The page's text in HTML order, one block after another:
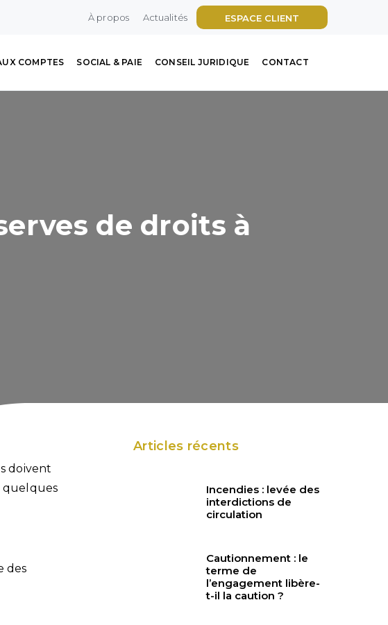
ESPACE CLIENT
À propos Actualités
COMPTES SOCIAL & PAIE CONSEIL JURIDIQUE CONTACT
de droits à
doivent
quelques
des
Articles récents
Incendies : levée des
interdictions de
circulation
Cautionnement : le
terme de
l’engagement libère-
t-il la caution ?